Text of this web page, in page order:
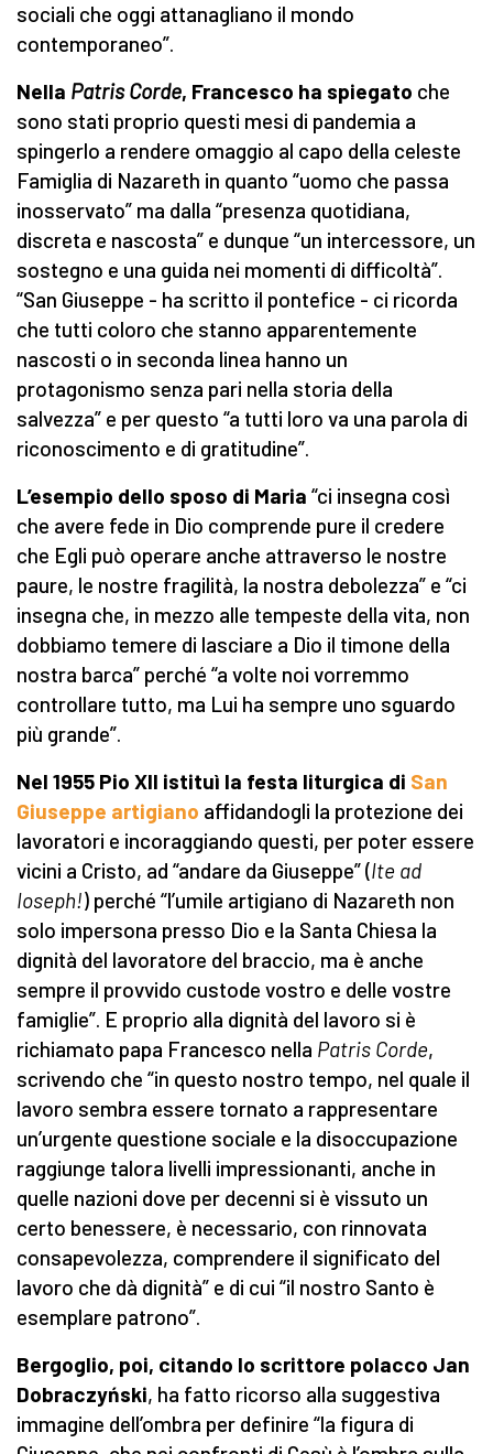
sociali che oggi attanagliano il mondo
contemporaneo”.
Nella Patris Corde, Francesco ha spiegato che
sono stati proprio questi mesi di pandemia a
spingerlo a rendere omaggio al capo della celeste
Famiglia di Nazareth in quanto “uomo che passa
inosservato” ma dalla “presenza quotidiana,
discreta e nascosta” e dunque “un intercessore, un
sostegno e una guida nei momenti di difficoltà”.
“San Giuseppe - ha scritto il pontefice - ci ricorda
che tutti coloro che stanno apparentemente
nascosti o in seconda linea hanno un
protagonismo senza pari nella storia della
salvezza” e per questo “a tutti loro va una parola di
riconoscimento e di gratitudine”.
L’esempio dello sposo di Maria “ci insegna così
che avere fede in Dio comprende pure il credere
che Egli può operare anche attraverso le nostre
paure, le nostre fragilità, la nostra debolezza” e “ci
insegna che, in mezzo alle tempeste della vita, non
dobbiamo temere di lasciare a Dio il timone della
nostra barca” perché “a volte noi vorremmo
controllare tutto, ma Lui ha sempre uno sguardo
più grande”.
Nel 1955 Pio XII istituì la festa liturgica di San
Giuseppe artigiano affidandogli la protezione dei
lavoratori e incoraggiando questi, per poter essere
vicini a Cristo, ad “andare da Giuseppe” (Ite ad
Ioseph!) perché “l’umile artigiano di Nazareth non
solo impersona presso Dio e la Santa Chiesa la
dignità del lavoratore del braccio, ma è anche
sempre il provvido custode vostro e delle vostre
famiglie”. E proprio alla dignità del lavoro si è
richiamato papa Francesco nella Patris Corde,
scrivendo che “in questo nostro tempo, nel quale il
lavoro sembra essere tornato a rappresentare
un’urgente questione sociale e la disoccupazione
raggiunge talora livelli impressionanti, anche in
quelle nazioni dove per decenni si è vissuto un
certo benessere, è necessario, con rinnovata
consapevolezza, comprendere il significato del
lavoro che dà dignità” e di cui “il nostro Santo è
esemplare patrono”.
Bergoglio, poi, citando lo scrittore polacco Jan
Dobraczyński, ha fatto ricorso alla suggestiva
immagine dell’ombra per definire “la figura di